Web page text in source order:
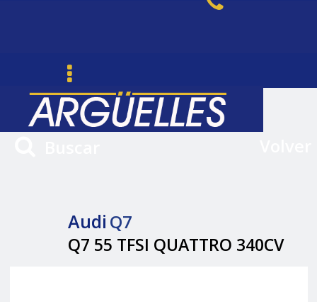
Audi Q7
Q7 55 TFSI QUATTRO 340CV